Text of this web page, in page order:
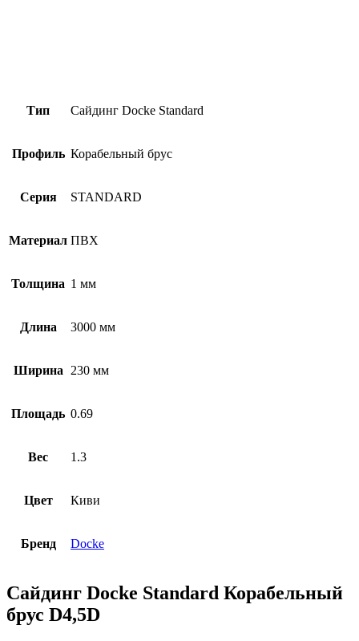
Тип Сайдинг Docke Standard
Профиль Корабельный брус
Серия STANDARD
Материал ПВХ
Толщина 1 мм
Длина 3000 мм
Ширина 230 мм
Площадь 0.69
Вес 1.3
Цвет Киви
Бренд Docke
Сайдинг Docke Standard Корабельный
брус D4,5D